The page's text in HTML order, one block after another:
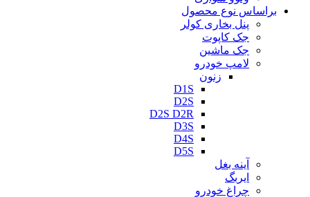
براساس نوع محصول
پنل بخاری کولر
جک کاپوت
جک ماشین
لامپ خودرو
زنون
D1S
D2S
D2S D2R
D3S
D4S
D5S
آینه بغل
ایربگ
چراغ خودرو